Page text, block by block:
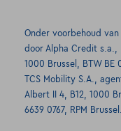
Onder voorbehoud
door Alpha Credit s.a.,
1000 Brussel, BTW BE
TCS Mobility S.A.,
Albert II 4, B12, 1000
6639 0767, RPM Brussel.